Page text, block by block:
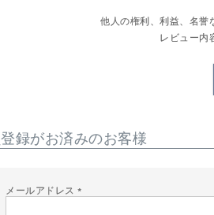
他人の権利、利益、名誉
レビュー内
録がお済みのお客様
メールアドレス